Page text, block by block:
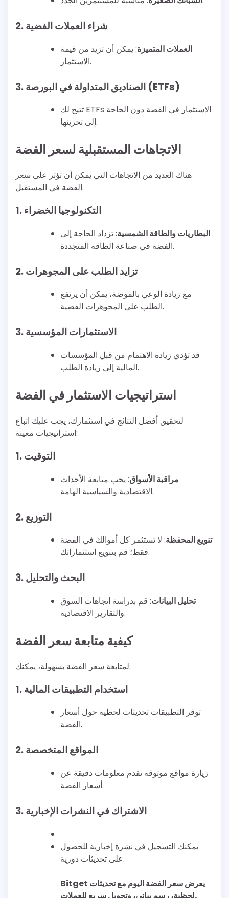
2. شراء العملات الفضية
العملات المتميزة: يمكن أن تزيد من قيمة
الاستثمار.
3. الصناديق المتداولة في البورصة (ETFs)
تتيح لك ETFs الاستثمار في الفضة دون الحاجة
إلى تخزينها.
الاتجاهات المستقبلية لسعر الفضة
هناك العديد من الاتجاهات التي يمكن أن تؤثر على سعر
الفضة في المستقبل.
1. التكنولوجيا الخضراء
البطاريات والطاقة الشمسية: تزداد الحاجة إلى
الفضة في صناعة الطاقة المتجددة.
2. تزايد الطلب على المجوهرات
مع زيادة الوعي بالموضة، يمكن أن يرتفع
الطلب على المجوهرات الفضية.
3. الاستثمارات المؤسسية
قد تؤدي زيادة الاهتمام من قبل المؤسسات
المالية إلى زيادة الطلب.
استراتيجيات الاستثمار في الفضة
لتحقيق أفضل النتائج في استثمارك، يجب عليك اتباع
استراتيجيات معينة:
1. التوقيت
مراقبة الأسواق: يجب متابعة الأحداث
الاقتصادية والسياسية الهامة.
2. التوزيع
تنويع المحفظة: لا تستثمر كل أموالك في الفضة
فقط؛ قم بتنويع استثماراتك.
3. البحث والتحليل
تحليل البيانات: قم بدراسة اتجاهات السوق
والتقارير الاقتصادية.
كيفية متابعة سعر الفضة
لمتابعة سعر الفضة بسهولة، يمكنك:
1. استخدام التطبيقات المالية
توفر التطبيقات تحديثات لحظية حول أسعار
الفضة.
2. المواقع المتخصصة
زيارة مواقع موثوقة تقدم معلومات دقيقة عن
أسعار الفضة.
3. الاشتراك في النشرات الإخبارية
يمكنك التسجيل في نشرة إخبارية للحصول
على تحديثات دورية.
Bitget يعرض سعر الفضة اليوم مع تحديثات
لحظية، رسم بياني، وتحويل سريع للعملات.